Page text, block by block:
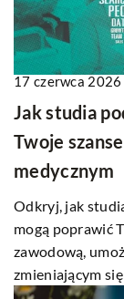
17 czerwca 2026
Jak studia
Twoje
medycznym
Odkryj, jak
mogą poprawić
zawodową,
zmieniającym